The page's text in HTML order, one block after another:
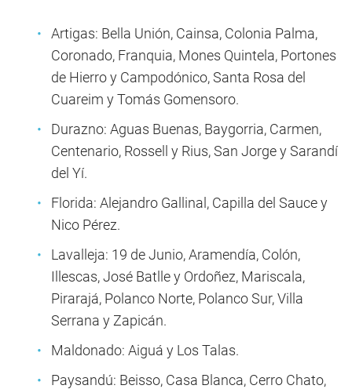
Artigas: Bella Unión, Cainsa, Colonia Palma,
Coronado, Franquia, Mones Quintela, Portones
de Hierro y Campodónico, Santa Rosa del
Cuareim y Tomás Gomensoro.
Durazno: Aguas Buenas, Baygorria, Carmen,
Centenario, Rossell y Rius, San Jorge y Sarandí
del Yí.
Florida: Alejandro Gallinal, Capilla del Sauce y
Nico Pérez.
Lavalleja: 19 de Junio, Aramendía, Colón,
Illescas, José Batlle y Ordoñez, Mariscala,
Pirarajá, Polanco Norte, Polanco Sur, Villa
Serrana y Zapicán.
Maldonado: Aiguá y Los Talas.
Paysandú: Beisso, Casa Blanca, Cerro Chato,